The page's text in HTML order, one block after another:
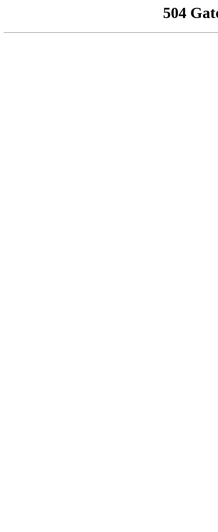
504